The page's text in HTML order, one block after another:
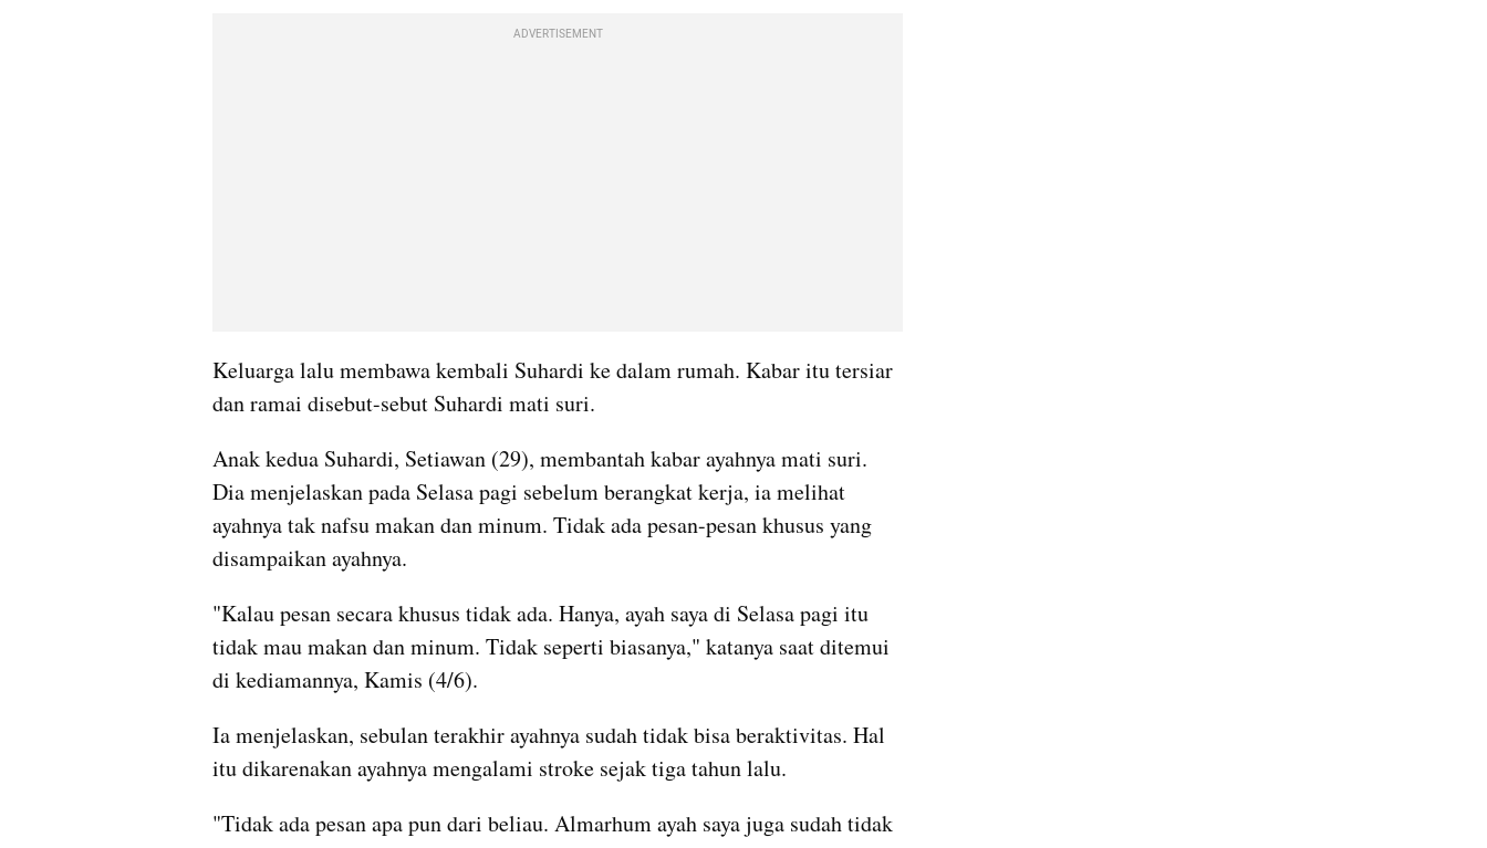
ADVERTISEMENT
Keluarga lalu membawa kembali Suhardi ke dalam rumah. Kabar itu tersiar
dan ramai disebut-sebut Suhardi mati suri.
Anak kedua Suhardi, Setiawan (29), membantah kabar ayahnya mati suri.
Dia menjelaskan pada Selasa pagi sebelum berangkat kerja, ia melihat
ayahnya tak nafsu makan dan minum. Tidak ada pesan-pesan khusus yang
disampaikan ayahnya.
"Kalau pesan secara khusus tidak ada. Hanya, ayah saya di Selasa pagi itu
tidak mau makan dan minum. Tidak seperti biasanya," katanya saat ditemui
di kediamannya, Kamis (4/6).
Ia menjelaskan, sebulan terakhir ayahnya sudah tidak bisa beraktivitas. Hal
itu dikarenakan ayahnya mengalami stroke sejak tiga tahun lalu.
"Tidak ada pesan apa pun dari beliau. Almarhum ayah saya juga sudah tidak